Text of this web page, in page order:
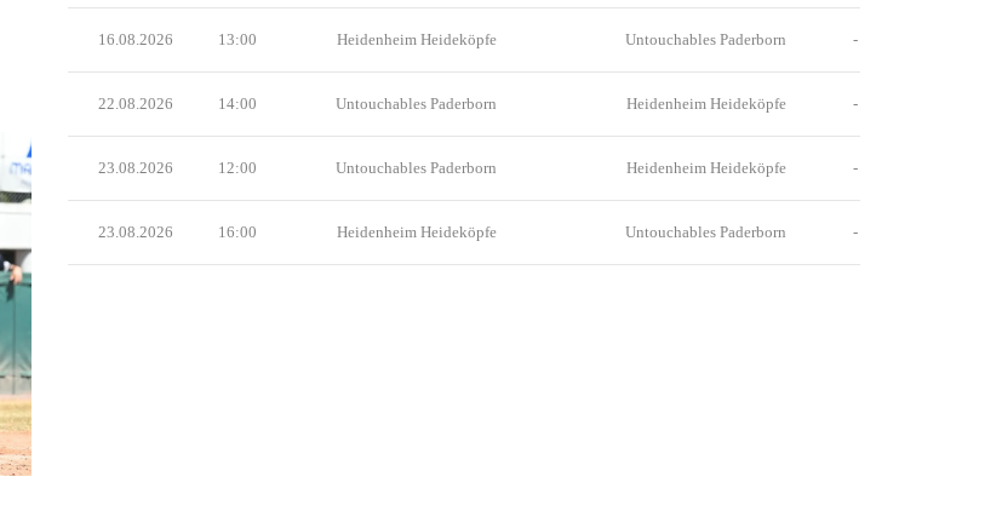
16.08.2026 13:00 Heidenheim Heideköpfe Untouchables Paderborn -
22.08.2026 14:00 Untouchables Paderborn Heidenheim Heideköpfe -
23.08.2026 12:00 Untouchables Paderborn Heidenheim Heideköpfe -
23.08.2026 16:00 Heidenheim Heideköpfe Untouchables Paderborn -